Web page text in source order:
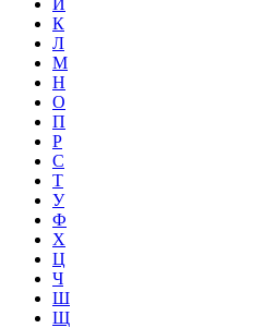
И
К
Л
М
Н
О
П
Р
С
Т
У
Ф
Х
Ц
Ч
Ш
Щ